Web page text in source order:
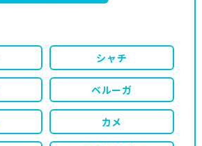
シャチ
ベルーガ
カメ